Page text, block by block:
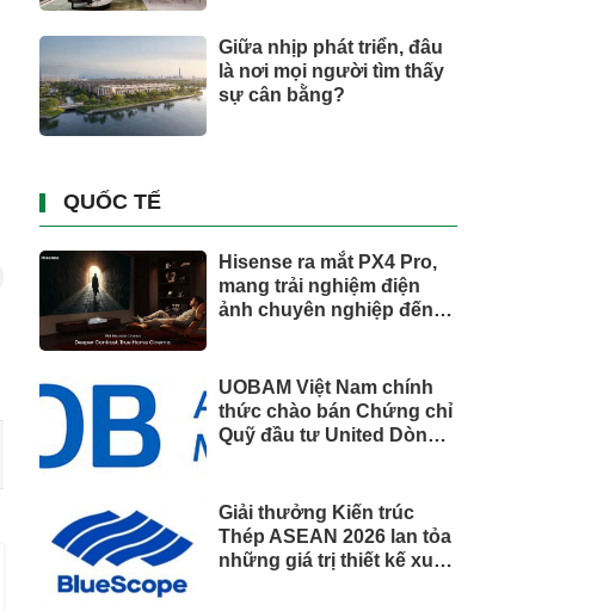
Giữa nhịp phát triển, đâu
là nơi mọi người tìm thấy
sự cân bằng?
QUỐC TẾ
Hisense ra mắt PX4 Pro,
mang trải nghiệm điện
ảnh chuyên nghiệp đến
UOBAM Việt Nam chính
thức chào bán Chứng chỉ
Quỹ đầu tư United Dòng
Giải thưởng Kiến trúc
Thép ASEAN 2026 lan tỏa
những giá trị thiết kế xuất